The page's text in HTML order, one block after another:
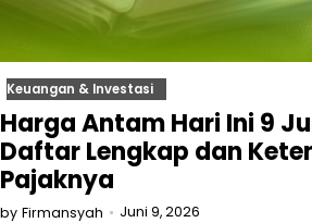
Keuangan & Investasi
Harga Antam Hari Ini 9
Daftar Lengkap dan
Pajaknya
by Firmansyah Juni 9, 2026